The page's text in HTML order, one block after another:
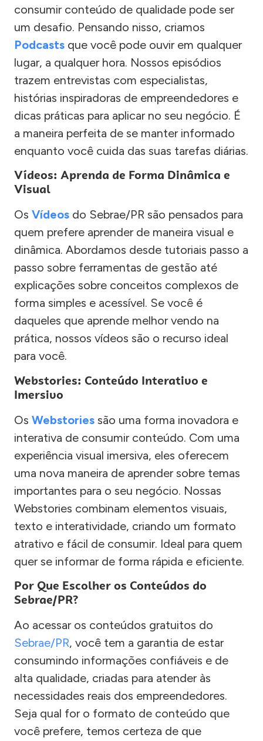
consumir conteúdo de qualidade pode ser
um desafio. Pensando nisso, criamos
Podcasts que você pode ouvir em qualquer
lugar, a qualquer hora. Nossos episódios
trazem entrevistas com especialistas,
histórias inspiradoras de empreendedores e
dicas práticas para aplicar no seu negócio. É
a maneira perfeita de se manter informado
enquanto você cuida das suas tarefas diárias.
Vídeos: Aprenda de Forma Dinâmica e
Visual
Os Vídeos do Sebrae/PR são pensados para
quem prefere aprender de maneira visual e
dinâmica. Abordamos desde tutoriais passo a
passo sobre ferramentas de gestão até
explicações sobre conceitos complexos de
forma simples e acessível. Se você é
daqueles que aprende melhor vendo na
prática, nossos vídeos são o recurso ideal
para você.
Webstories: Conteúdo Interativo e
Imersivo
Os Webstories são uma forma inovadora e
interativa de consumir conteúdo. Com uma
experiência visual imersiva, eles oferecem
uma nova maneira de aprender sobre temas
importantes para o seu negócio. Nossas
Webstories combinam elementos visuais,
texto e interatividade, criando um formato
atrativo e fácil de consumir. Ideal para quem
quer se informar de forma rápida e eficiente.
Por Que Escolher os Conteúdos do
Sebrae/PR?
Ao acessar os conteúdos gratuitos do
Sebrae/PR, você tem a garantia de estar
consumindo informações confiáveis e de
alta qualidade, criadas para atender às
necessidades reais dos empreendedores.
Seja qual for o formato de conteúdo que
você prefere, temos certeza de que